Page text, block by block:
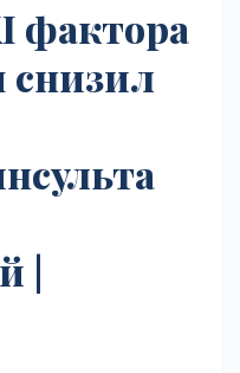
фактора
снизил
|